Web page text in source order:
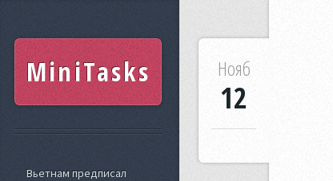
MiniTasks
Вьетнам предписал
Нояб
12